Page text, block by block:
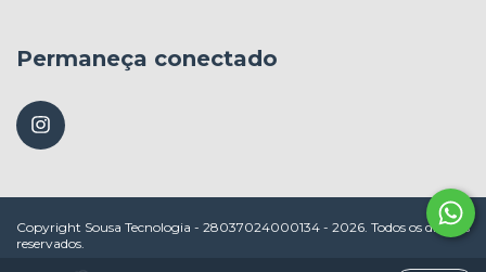
Permaneça conectado
Copyright Sousa Tecnologia - 28037024000134 - 2026. Todos os direitos
reservados.